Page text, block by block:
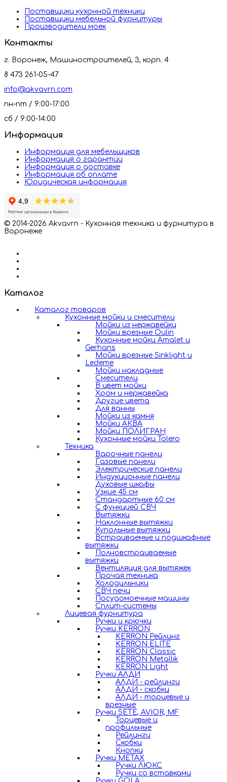
Поставщики кухонной техники
Поставщики мебельной фурнитуры
Производители моек
Контакты
г. Воронеж, Машиностроителей, 3, корп. 4
8 473 261-05-47
info@akvavrn.com
пн-пт / 9:00-17:00
сб / 9:00-14:00
Информация
Информация для мебельщиков
Информация о гарантии
Информация о доставке
Информация об оплате
Юридическая информация
© 2014-2026 Akvavrn - Кухонная техника и фурнитура в
Воронеже
Каталог
Каталог товаров
Кухонные мойки и смесители
Мойки из нержавейки
Мойки врезные Oulin
Кухонные мойки Amalet и
Gerhans
Мойки врезные Sinklight и
Ledeme
Мойки накладные
Смесители
В цвет мойки
Хром и нержавейка
Другие цвета
Для ванны
Мойки из камня
Мойки АКВА
Мойки ПОЛИГРАН
Кухонные мойки Tolero
Техника
Варочные панели
Газовые панели
Электрические панели
Индукционные панели
Духовые шкафы
Узкие 45 см
Стандартные 60 см
С функцией СВЧ
Вытяжки
Наклонные вытяжки
Купольные вытяжки
Встраиваемые и подшкафные
вытяжки
Полновстраиваемые
вытяжки
Вентиляция для вытяжек
Прочая техника
Холодильники
СВЧ печи
Посудомоечные машины
Сплит-системы
Лицевая фурнитура
Ручки и крючки
Ручки KERRON
KERRON Рейлинг
KERRON ELITE
KERRON Classic
KERRON Metallik
KERRON Light
Ручки АЛДИ
АЛДИ - рейлинги
АЛДИ - скобки
АЛДИ - торцевые и
врезные
Ручки SETE, AVIOR, MF
Торцевые и
профильные
Рейлинги
Скобки
Кнопки
Ручки METAX
Ручки ЛЮКС
Ручки со вставками